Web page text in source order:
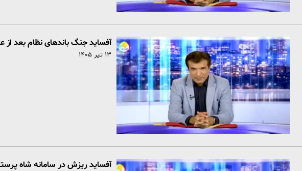
آفساید جنگ باندهای نظام بعد از
۱۳ تیر ۱۴۰۵
آفساید ریزش در سامانه شاه